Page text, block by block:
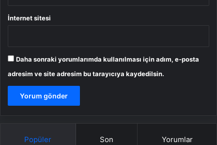
İnternet sitesi
Daha sonraki yorumlarımda kullanılması için adım, e-posta
adresim ve site adresim bu tarayıcıya kaydedilsin.
Popüler Son Yorumlar